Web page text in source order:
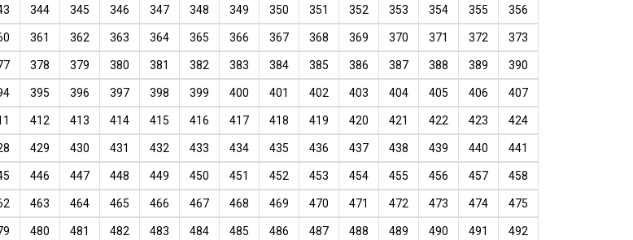
344 345 346 347 348 349 350 351 352 353 354 355 356
361 362 363 364 365 366 367 368 369 370 371 372 373
378 379 380 381 382 383 384 385 386 387 388 389 390
395 396 397 398 399 400 401 402 403 404 405 406 407
412 413 414 415 416 417 418 419 420 421 422 423 424
429 430 431 432 433 434 435 436 437 438 439 440 441
446 447 448 449 450 451 452 453 454 455 456 457 458
463 464 465 466 467 468 469 470 471 472 473 474 475
480 481 482 483 484 485 486 487 488 489 490 491 492